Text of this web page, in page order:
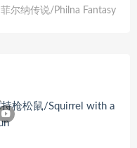
菲尔纳传说/Philna Fantasy